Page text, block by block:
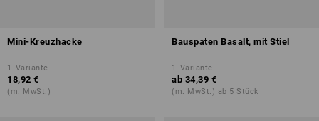
Mini-Kreuzhacke
1 Variante
18,92 €
(m. MwSt.)
Bauspaten Basalt, mit Stiel
1 Variante
ab 34,39 €
(m. MwSt.) ab 5 Stück